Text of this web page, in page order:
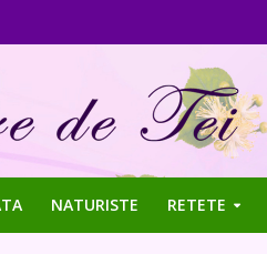
NATURISTE RETETE